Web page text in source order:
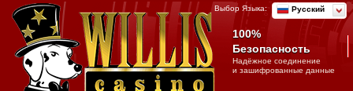
Выбор Языка: Русский
100%
Безопасность
Надёжное соединение
и зашифрованные данные